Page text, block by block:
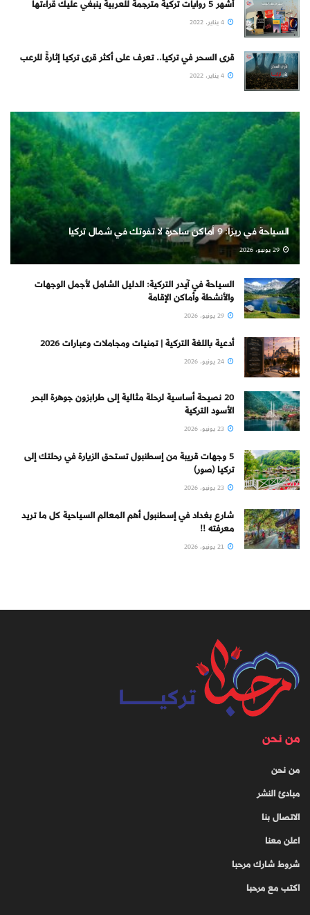
أشهر 5 روايات تركية مترجمة للعربية ينبغي عليك قراءتها
قرى السحر في تركيا.. تعرف على أكثر قرى تركيا إثارةً للرعب
السياحة في ريزا: 9 أماكن ساحرة لا تفوتك في شمال تركيا
السياحة في آيدر التركية: الدليل الشامل لأجمل الوجهات
والأنشطة وأماكن الإقامة
أدعية باللغة التركية | تمنيات ومجاملات وعبارات 2026
20 نصيحة أساسية لرحلة مثالية إلى طرابزون جوهرة البحر
الأسود التركية
5 وجهات قريبة من إسطنبول تستحق الزيارة في رحلتك إلى
تركيا (صور)
شارع بغداد في إسطنبول أهم المعالم السياحية كل ما تريد
معرفته !!
من نحن
من نحن
مبادئ النشر
الاتصال بنا
اعلن معنا
شروط شارك مرحبا
اكتب مع مرحبا